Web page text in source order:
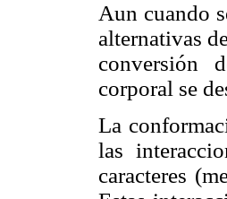
Aun cuando
alternativas
conversión
corporal se
La
las
caracteres